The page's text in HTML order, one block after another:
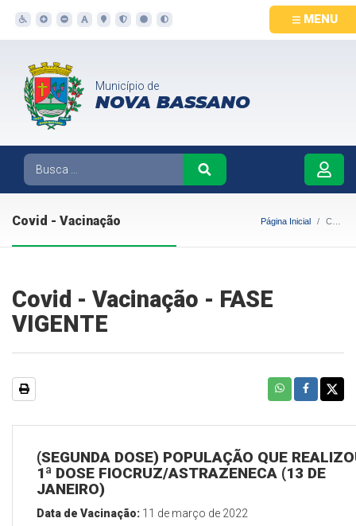
MENU
Município de
NOVA BASSANO
Covid - Vacinação Página Inicial Covid - Vacinação
Covid - Vacinação - FASE
VIGENTE
(SEGUNDA DOSE) POPULAÇÃO QUE
1ª DOSE FIOCRUZ/ASTRAZENECA (13 DE
JANEIRO)
Data de Vacinação: 11 de março de 2022